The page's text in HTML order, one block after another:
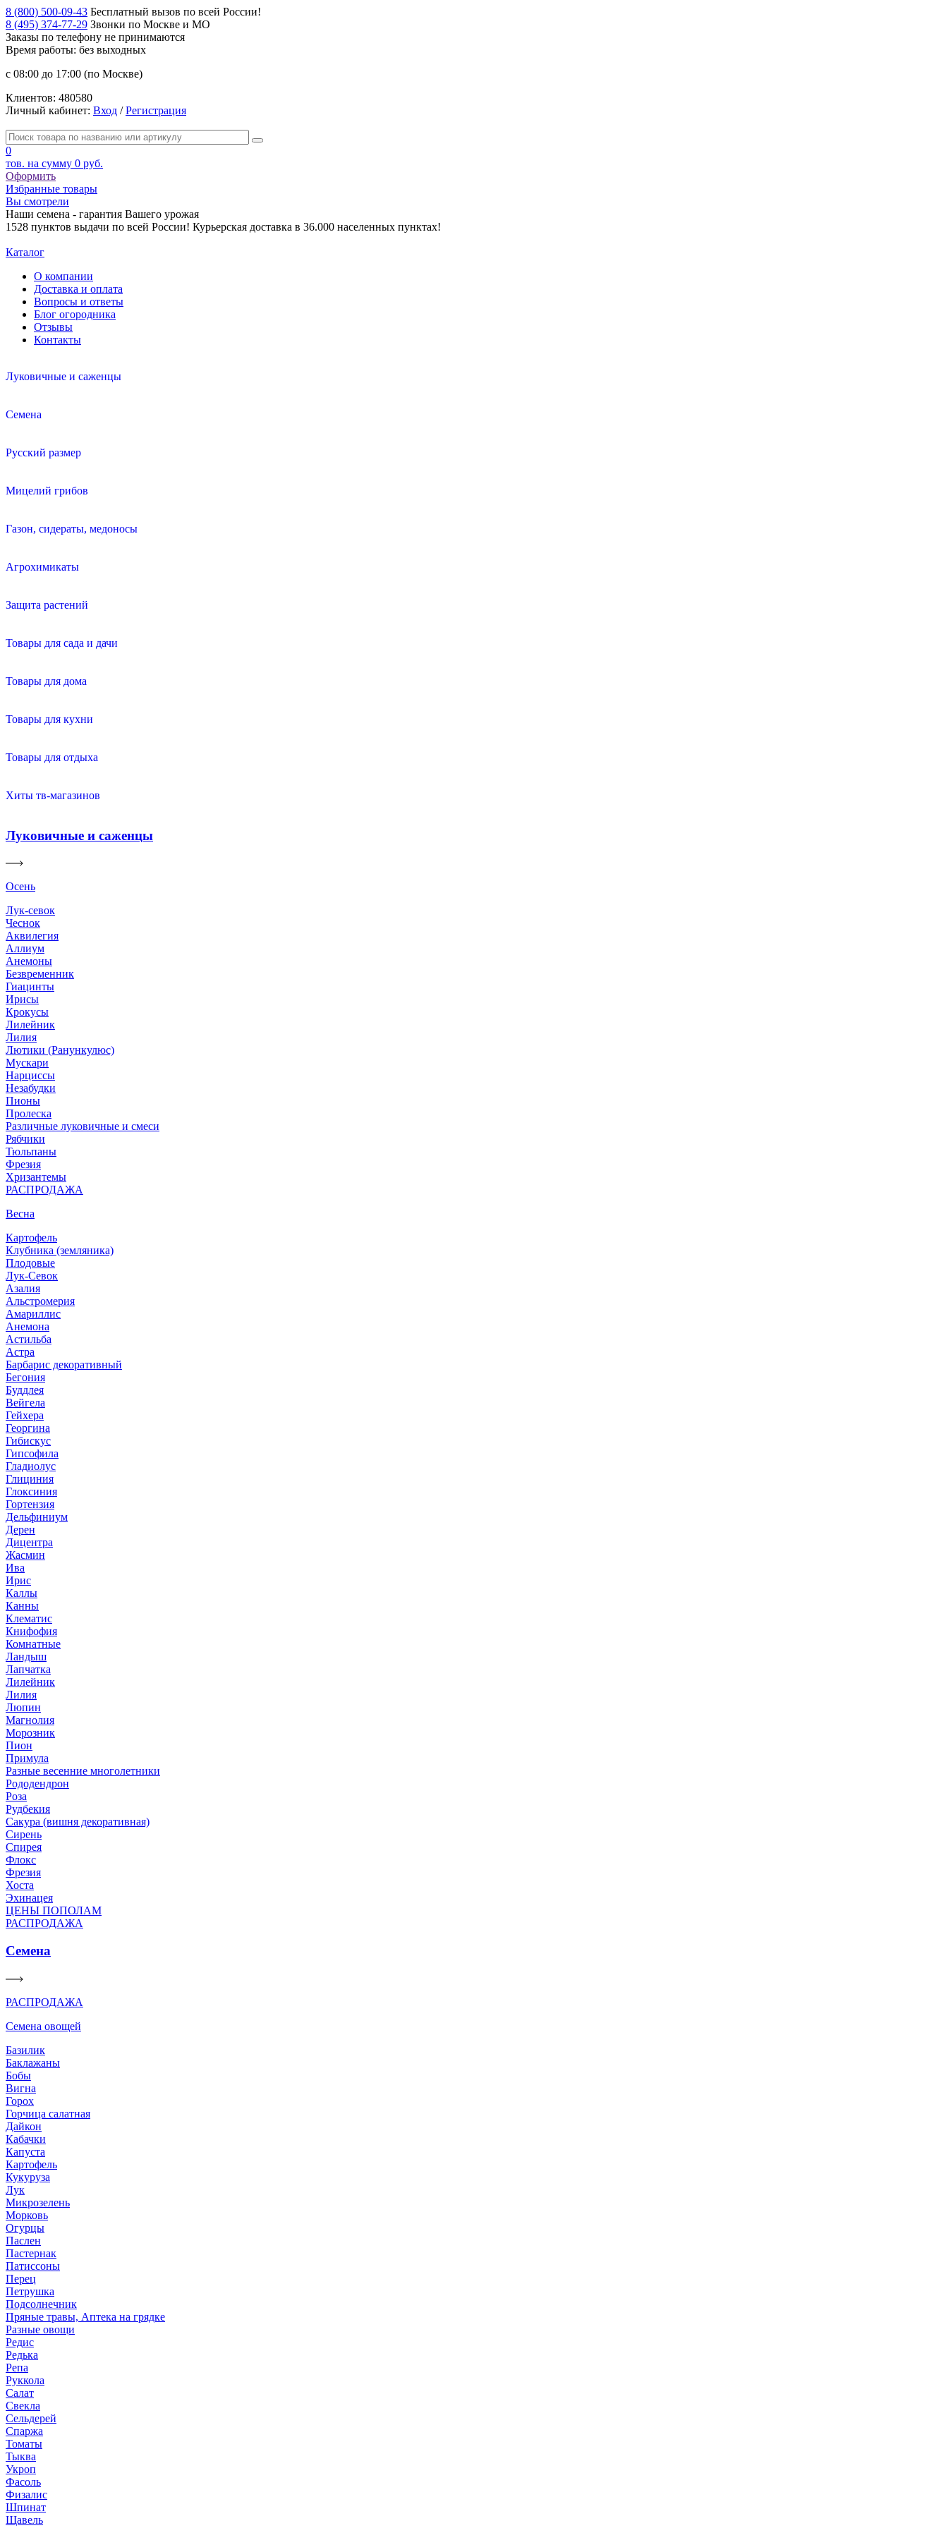
8 (800) 500-09-43 Бесплатный вызов по всей России!
8 (495) 374-77-29 Звонки по Москве и МО
Заказы по телефону не принимаются
Время работы: без выходных
с 08:00 до 17:00 (по Москве)
Клиентов: 480580
Личный кабинет: Вход /Регистрация
0
тов. на сумму 0 руб.
Оформить
Избранные товары
Вы смотрели
Наши семена - гарантия Вашего урожая
1528 пунктов выдачи по всей России! Курьерская доставка в 36.000 населенных пунктах!
Каталог
О компании
Доставка и оплата
Вопросы и ответы
Блог огородника
Отзывы
Контакты
Луковичные и саженцы
Семена
Русский размер
Мицелий грибов
Газон, сидераты, медоносы
Агрохимикаты
Защита растений
Товары для сада и дачи
Товары для дома
Товары для кухни
Товары для отдыха
Хиты тв-магазинов
Луковичные и саженцы
Осень
Лук-севок
Чеснок
Аквилегия
Аллиум
Анемоны
Безвременник
Гиацинты
Ирисы
Крокусы
Лилейник
Лилия
Лютики (Ранункулюс)
Мускари
Нарцисcы
Незабудки
Пионы
Пролеска
Различные луковичные и смеси
Рябчики
Тюльпаны
Фрезия
Хризантемы
РАСПРОДАЖА
Весна
Картофель
Клубника (земляника)
Плодовые
Лук-Севок
Азалия
Альстромерия
Амариллис
Анемона
Астильба
Астра
Барбарис декоративный
Бегония
Буддлея
Вейгела
Гейхера
Георгина
Гибискус
Гипсофила
Гладиолус
Глициния
Глоксиния
Гортензия
Дельфиниум
Дерен
Дицентра
Жасмин
Ива
Ирис
Каллы
Канны
Клематис
Книфофия
Комнатные
Ландыш
Лапчатка
Лилейник
Лилия
Люпин
Магнолия
Морозник
Пион
Примула
Разные весенние многолетники
Рододендрон
Роза
Рудбекия
Сакура (вишня декоративная)
Сирень
Спирея
Флокс
Фрезия
Хоста
Эхинацея
ЦЕНЫ ПОПОЛАМ
РАСПРОДАЖА
Семена
РАСПРОДАЖА
Семена овощей
Базилик
Баклажаны
Бобы
Вигна
Горох
Горчица салатная
Дайкон
Кабачки
Капуста
Картофель
Кукуруза
Лук
Микрозелень
Морковь
Огурцы
Паслен
Пастернак
Патиссоны
Перец
Петрушка
Подсолнечник
Пряные травы, Аптека на грядке
Разные овощи
Редис
Редька
Репа
Руккола
Салат
Свекла
Сельдерей
Спаржа
Томаты
Тыква
Укроп
Фасоль
Физалис
Шпинат
Щавель